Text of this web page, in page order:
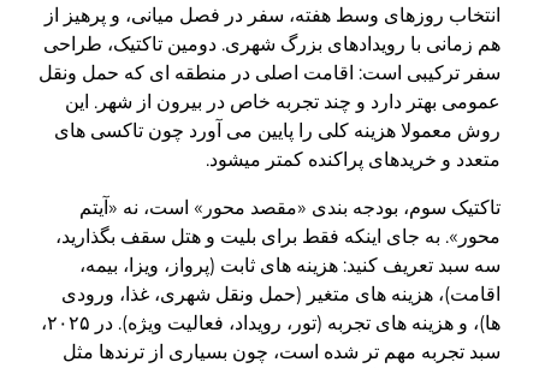
انتخاب روزهای وسط هفته، سفر در فصل میانی، و پرهیز از
هم زمانی با رویدادهای بزرگ شهری. دومین تاکتیک، طراحی
سفر ترکیبی است: اقامت اصلی در منطقه ای که حمل ونقل
عمومی بهتر دارد و چند تجربه خاص در بیرون از شهر. این
روش معمولا هزینه کلی را پایین می آورد چون تاکسی های
متعدد و خریدهای پراکنده کمتر میشود.
تاکتیک سوم، بودجه بندی «مقصد محور» است، نه «آیتم
محور». به جای اینکه فقط برای بلیت و هتل سقف بگذارید،
سه سبد تعریف کنید: هزینه های ثابت (پرواز، ویزا، بیمه،
اقامت)، هزینه های متغیر (حمل ونقل شهری، غذا، ورودی
ها)، و هزینه های تجربه (تور، رویداد، فعالیت ویژه). در ۲۰۲۵،
سبد تجربه مهم تر شده است، چون بسیاری از ترندها مثل